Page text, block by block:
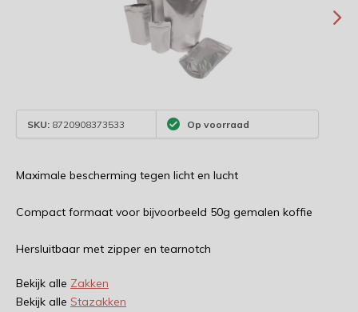
SKU: 8720908373533 Op voorraad
Maximale bescherming tegen licht en lucht
Compact formaat voor bijvoorbeeld 50g gemalen koffie
Hersluitbaar met zipper en tearnotch
Bekijk alle Zakken
Bekijk alle Stazakken